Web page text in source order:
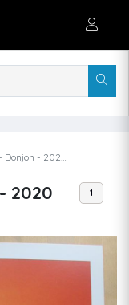
- 2020
2020 1